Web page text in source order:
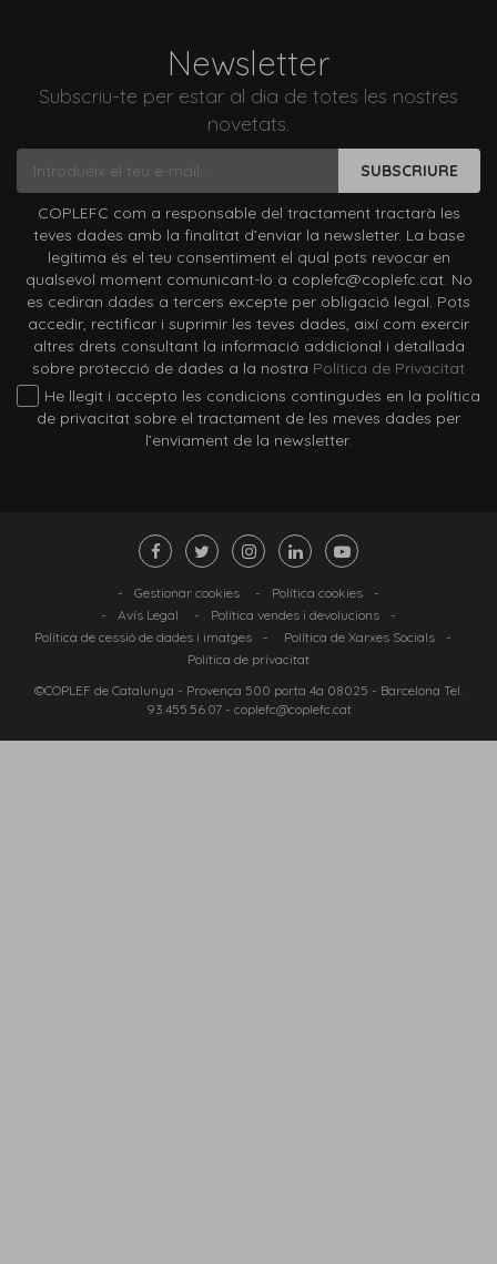
Newsletter
Subscriu-te per estar al dia de totes les nostres
novetats.
SUBSCRIURE
COPLEFC com a responsable del tractament tractarà les
teves dades amb la finalitat d’enviar la newsletter. La base
legítima és el teu consentiment el qual pots revocar en
qualsevol moment comunicant-lo a coplefc@coplefc.cat. No
es cediran dades a tercers excepte per obligació legal. Pots
accedir, rectificar i suprimir les teves dades, així com exercir
altres drets consultant la informació addicional i detallada
sobre protecció de dades a la nostra Política de Privacitat
He llegit i accepto les condicions contingudes en la política
de privacitat sobre el tractament de les meves dades per
l’enviament de la newsletter.
- Gestionar cookies - Política cookies
-
-
Avís Legal - Política vendes i devolucions
-
Política de cessió de dades i imatges
- Política de Xarxes Socials
-
Política de privacitat
©COPLEF de Catalunya - Provença 500 porta 4a 08025 - Barcelona Tel.
93.455.56.07- coplefc@coplefc.cat